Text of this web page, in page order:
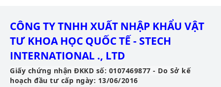
CÔNG TY TNHH XUẤT NHẬP KHẨU VẬT
TƯ KHOA HỌC QUỐC TẾ - STECH
INTERNATIONAL ., LTD
Giấy chứng nhận ĐKKD số: 0107469877 - Do Sở kế
hoạch đầu tư cấp ngày: 13/06/2016